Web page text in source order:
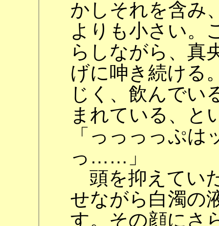
かしそれを含み
よりも小さい。
らしながら、真
げに呻き続ける
じく、飲んでい
まれている、と
「っっっっぷ
っ……」
頭を抑えてい
せながら白濁の
す。その顔にさ